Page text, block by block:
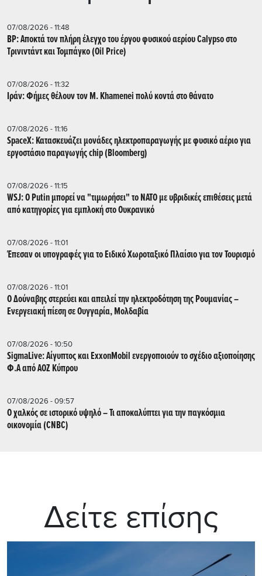
07/08/2026 - 11:48
BP: Αποκτά τον πλήρη έλεγχο του έργου φυσικού αερίου Calypso στο
Τρινιντάντ και Τομπάγκο (Oil Price)
07/08/2026 - 11:32
Ιράν: Φήμες θέλουν τον Μ. Khamenei πολύ κοντά στο θάνατο
07/08/2026 - 11:16
SpaceX: Κατασκευάζει μονάδες ηλεκτροπαραγωγής με φυσικό αέριο για
εργοστάσιο παραγωγής chip (Bloomberg)
07/08/2026 - 11:15
WSJ: Ο Putin μπορεί να "τιμωρήσει" το ΝΑΤΟ με υβριδικές επιθέσεις μετά
από κατηγορίες για εμπλοκή στο Ουκρανικό
07/08/2026 - 11:01
Έπεσαν οι υπογραφές για το Ειδικό Χωροταξικό Πλαίσιο για τον Τουρισμό
07/08/2026 - 11:01
Ο Δούναβης στερεύει και απειλεί την ηλεκτροδότηση της Ρουμανίας –
Ενεργειακή πίεση σε Ουγγαρία, Μολδαβία
07/08/2026 - 10:50
SigmaLive: Αίγυπτος και ExxonMobil ενεργοποιούν το σχέδιο αξιοποίησης
Φ.Α από ΑΟΖ Κύπρου
07/08/2026 - 09:57
Ο χαλκός σε ιστορικό υψηλό – Τι αποκαλύπτει για την παγκόσμια
οικονομία (CNBC)
Δείτε επίσης